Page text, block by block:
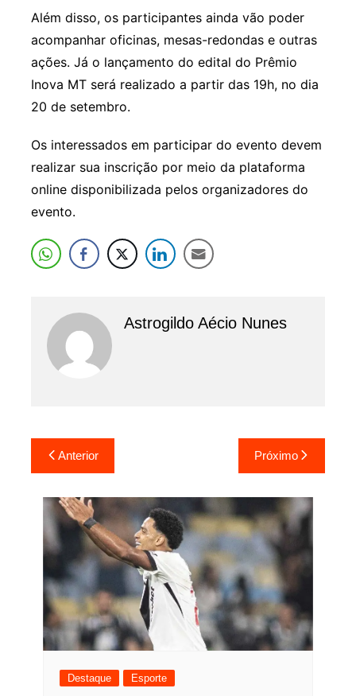
Além disso, os participantes ainda vão poder
acompanhar oficinas, mesas-redondas e outras
ações. Já o lançamento do edital do Prêmio
Inova MT será realizado a partir das 19h, no dia
20 de setembro.
Os interessados em participar do evento devem
realizar sua inscrição por meio da plataforma
online disponibilizada pelos organizadores do
evento.
Astrogildo Aécio Nunes
Navegação
de
Post
Anterior Próximo
Destaque Esporte